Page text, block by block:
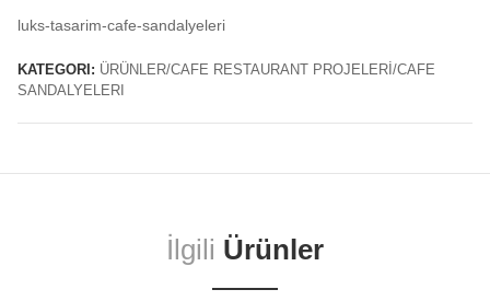
luks-tasarim-cafe-sandalyeleri
KATEGORI: ÜRÜNLER/CAFE RESTAURANT PROJELERİ/CAFE
SANDALYELERI
İlgili Ürünler